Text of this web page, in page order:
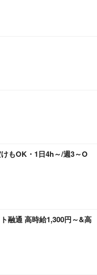
もOK・1日4h～/週3～O
融通 高時給1,300円～&高